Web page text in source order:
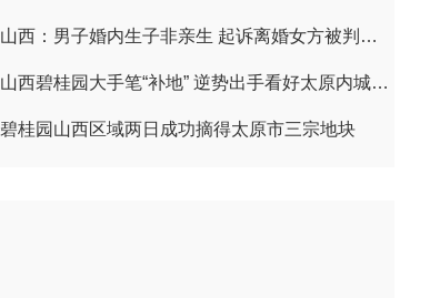
山西：男子婚内生子非亲生 起诉离婚女方被判赔偿8万元
山西碧桂园大手笔“补地” 逆势出手看好太原内城后市
碧桂园山西区域两日成功摘得太原市三宗地块